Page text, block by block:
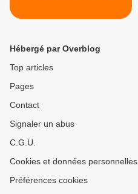
Hébergé par Overblog
Top articles
Pages
Contact
Signaler un abus
C.G.U.
Cookies et données personnelles
Préférences cookies